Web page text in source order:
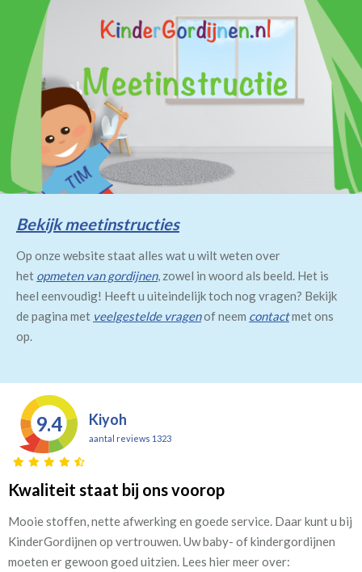
Bekijk meetinstructies
Op onze website staat alles wat u wilt weten over
het opmeten van gordijnen, zowel in woord als beeld. Het is
heel eenvoudig! Heeft u uiteindelijk toch nog vragen? Bekijk
de pagina met veelgestelde vragenof neem contactmet ons
op.
9.4 Kiyoh
aantal reviews 1323
Kwaliteit staat bij ons voorop
Mooie stoffen, nette afwerking en goede service. Daar kunt u bij
KinderGordijnen op vertrouwen. Uw baby- of kindergordijnen
moeten er gewoon goed uitzien. Lees hier meer over: